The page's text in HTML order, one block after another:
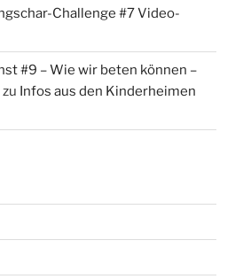
Challenge #7 Video-
#9 – Wie wir beten können –
zu Infos aus den Kinderheimen